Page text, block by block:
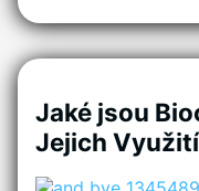
Jaké jsou
Jejich